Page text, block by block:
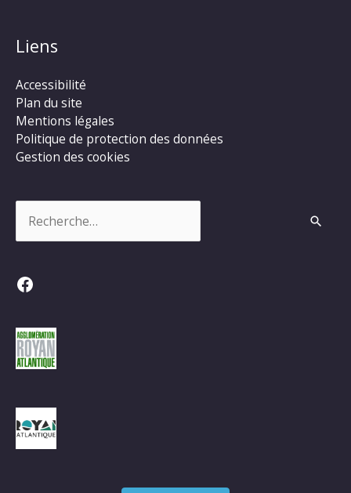
Liens
Accessibilité
Plan du site
Mentions légales
Politique de protection des données
Gestion des cookies
Facebook